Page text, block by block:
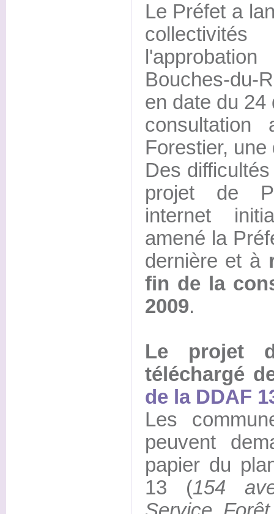
Le Préfet a
Bouches-du-
en date du 24
Forestier,
Des
projet de
internet
amené la
dernière et à
fin de la
2009.
Le projet
téléchargé
de la DDAF
Les
peuvent
papier du
13 (154